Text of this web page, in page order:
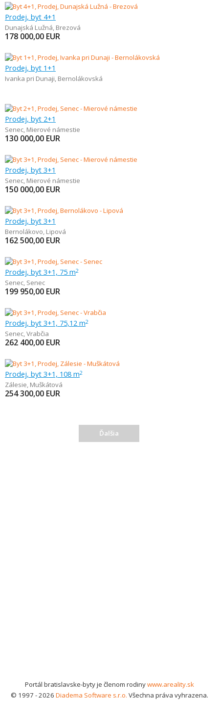
Prodej, byt 4+1
Dunajská Lužná, Brezová
178 000,00 EUR
Prodej, byt 1+1
Ivanka pri Dunaji, Bernolákovská
Prodej, byt 2+1
Senec, Mierové námestie
130 000,00 EUR
Prodej, byt 3+1
Senec, Mierové námestie
150 000,00 EUR
Prodej, byt 3+1
Bernolákovo, Lipová
162 500,00 EUR
Prodej, byt 3+1, 75 m2
Senec, Senec
199 950,00 EUR
Prodej, byt 3+1, 75,12 m2
Senec,Vrabčia
262 400,00 EUR
Prodej, byt 3+1, 108 m2
Zálesie, Muškátová
254 300,00 EUR
Ďalšia
Portál bratislavske-byty je členom rodinywww.areality.sk
© 1997 - 2026 Diadema Software s.r.o. Všechna práva vyhrazena.